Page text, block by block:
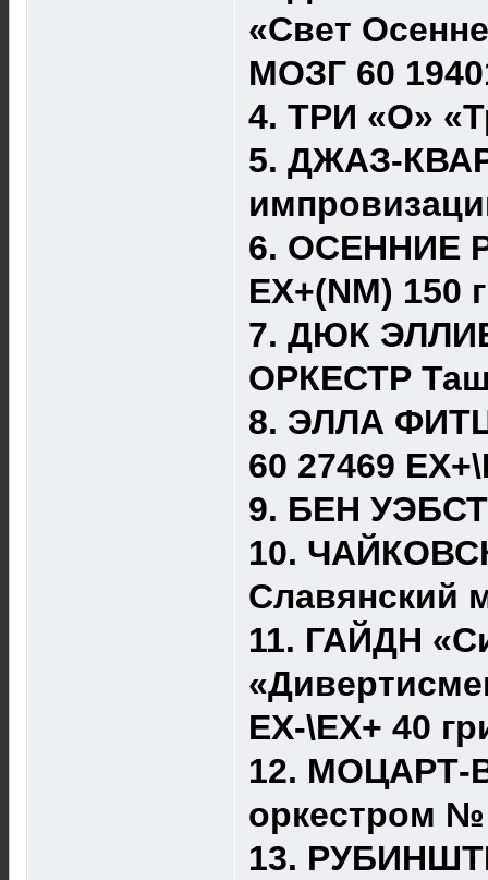
«Свет
МОЗГ 60
4. ТРИ «О»
5. ДЖАЗ-
6. ОСЕННИЕ
ЕХ+(NM) 150
7. ДЮК
ОРКЕСТР
8. ЭЛЛА
60 27469
9. БЕН
10.
Славянский
11. ГАЙДН
ЕХ-\ЕХ+ 40
12. МОЦАРТ-
оркестром №
13.